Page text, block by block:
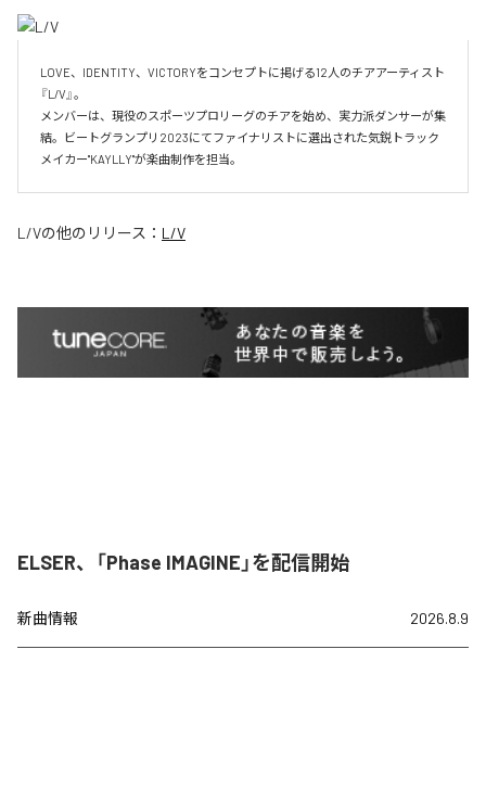
LOVE、IDENTITY、VICTORYをコンセプトに掲げる12人のチアアーティスト
『L/V』。
メンバーは、現役のスポーツプロリーグのチアを始め、実力派ダンサーが集
結。ビートグランプリ2023にてファイナリストに選出された気鋭トラック
メイカー"KAYLLY"が楽曲制作を担当。
L/Vの他のリリース： L/V
ELSER、「Phase IMAGINE」を配信開始
新曲情報 2026.8.9